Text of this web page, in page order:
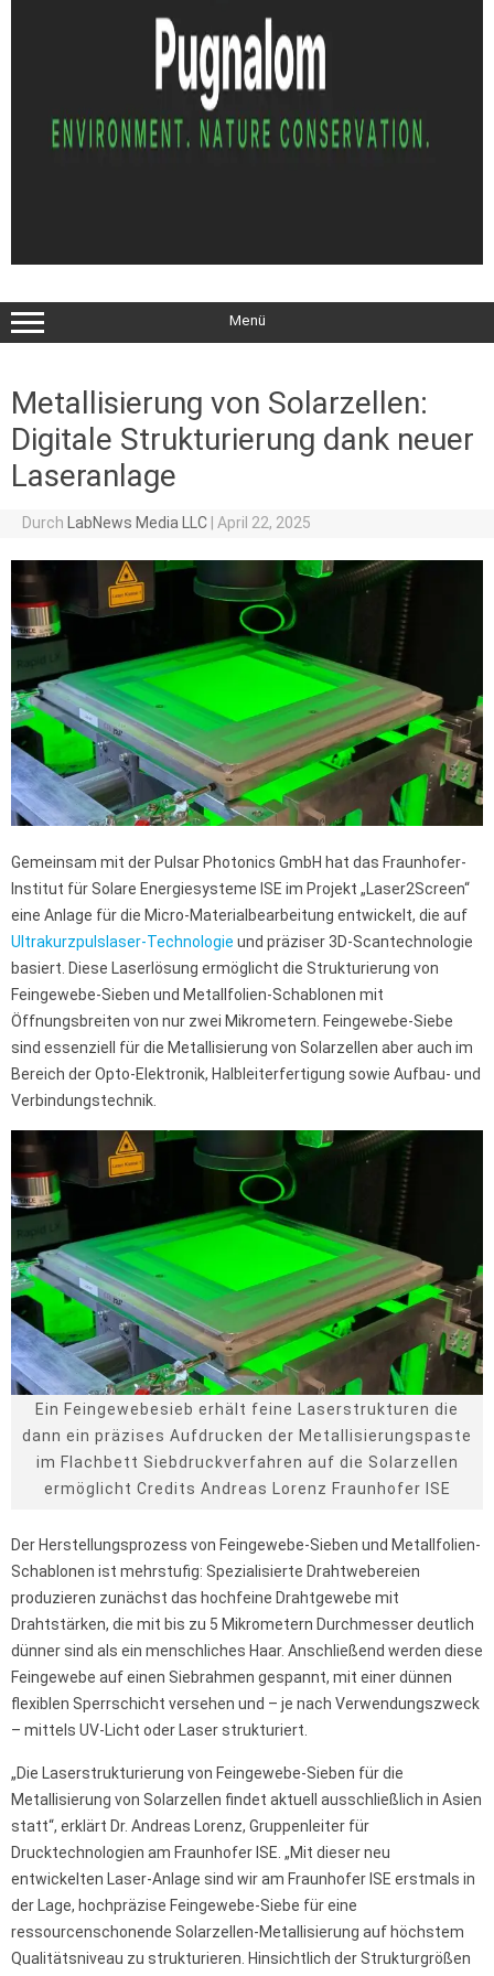
Menü
Metallisierung von Solarzellen:
Digitale Strukturierung dank neuer
Laseranlage
Durch LabNews Media LLC April 22, 2025
Gemeinsam mit der Pulsar Photonics GmbH hat das Fraunhofer-
Institut für Solare Energiesysteme ISE im Projekt „Laser2Screen“
eine Anlage für die Micro-Materialbearbeitung entwickelt, die auf
Ultrakurzpulslaser-Technologie und präziser 3D-Scantechnologie
basiert. Diese Laserlösung ermöglicht die Strukturierung von
Feingewebe-Sieben und Metallfolien-Schablonen mit
Öffnungsbreiten von nur zwei Mikrometern. Feingewebe-Siebe
sind essenziell für die Metallisierung von Solarzellen aber auch im
Bereich der Opto-Elektronik, Halbleiterfertigung sowie Aufbau- und
Verbindungstechnik.
Ein Feingewebesieb erhält feine Laserstrukturen die
dann ein präzises Aufdrucken der Metallisierungspaste
im Flachbett Siebdruckverfahren auf die Solarzellen
ermöglicht Credits Andreas Lorenz Fraunhofer ISE
Der Herstellungsprozess von Feingewebe-Sieben und Metallfolien-
Schablonen ist mehrstufig: Spezialisierte Drahtwebereien
produzieren zunächst das hochfeine Drahtgewebe mit
Drahtstärken, die mit bis zu 5 Mikrometern Durchmesser deutlich
dünner sind als ein menschliches Haar. Anschließend werden diese
Feingewebe auf einen Siebrahmen gespannt, mit einer dünnen
flexiblen Sperrschicht versehen und – je nach Verwendungszweck
– mittels UV-Licht oder Laser strukturiert.
„Die Laserstrukturierung von Feingewebe-Sieben für die
Metallisierung von Solarzellen findet aktuell ausschließlich in Asien
statt“, erklärt Dr. Andreas Lorenz, Gruppenleiter für
Drucktechnologien am Fraunhofer ISE. „Mit dieser neu
entwickelten Laser-Anlage sind wir am Fraunhofer ISE erstmals in
der Lage, hochpräzise Feingewebe-Siebe für eine
ressourcenschonende Solarzellen-Metallisierung auf höchstem
Qualitätsniveau zu strukturieren. Hinsichtlich der Strukturgrößen